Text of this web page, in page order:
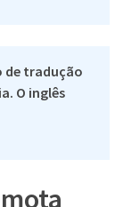
de tradução
O inglês